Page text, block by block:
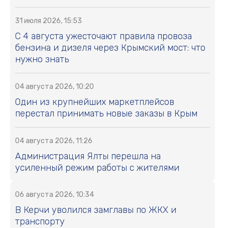
31 июля 2026, 15:53
С 4 августа ужесточают правила провоза
бензина и дизеля через Крымский мост: что
нужно знать
04 августа 2026, 10:20
Один из крупнейших маркетплейсов
перестал принимать новые заказы в Крым
04 августа 2026, 11:26
Администрация Ялты перешла на
усиленный режим работы с жителями
06 августа 2026, 10:34
В Керчи уволился замглавы по ЖКХ и
транспорту